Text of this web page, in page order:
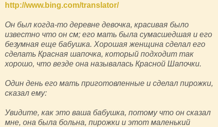
http://www.bing.com/translator/
Он был когда-то деревне девочка, красивая было
известно что он см; его мать была сумасшедшая и его
безумная еще бабушка. Хорошая женщина сделал его
сделать Красная шапочка, который подходит так
хорошо, что везде она называлась Красной Шапочки.
Один день его мать приготовленные и сделал пирожки,
сказал ему:
Увидите, как это ваша бабушка, потому что он сказал
мне, она была больна, пирожки и этот маленький